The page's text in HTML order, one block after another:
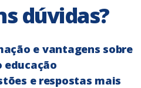
dúvidas?
e vantagens sobre
educação
e respostas mais